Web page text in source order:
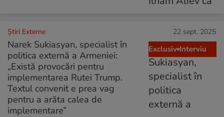
Exclusiv Interviu
Știri Externe 22 sept. 2025
Narek Sukiasyan, specialist în
politica externă a Armeniei:
„Există provocări pentru
implementarea Rutei Trump.
Textul convenit e prea vag
pentru a arăta calea de
implementare”